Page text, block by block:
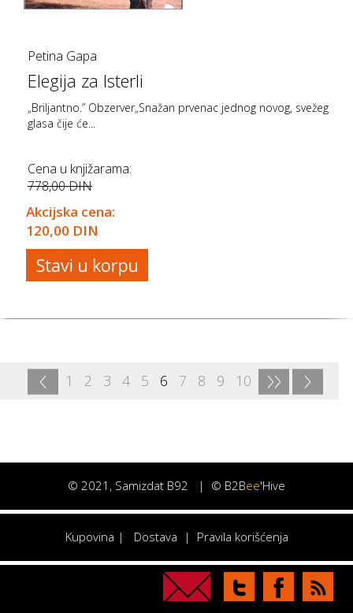
Petina Gapa
Elegija za Isterli
„Briljantno.” Obzerver„Snažan prvenac jednog novog, svežeg
glasa čije će...
Cena u knjižarama:
778,00 DIN
Akcijska cena:
120,00 DIN
< 1 2 3 4 5 6 7 8 9 10 >> >
© 2021 , Samizdat B92 | © B2Bee'Hive
Kupovina | Dostava | Pravila korišćenja